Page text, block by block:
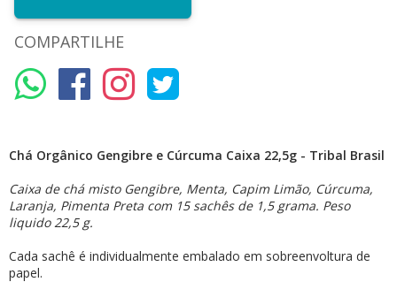
COMPARTILHE
Chá Orgânico Gengibre e Cúrcuma Caixa 22,5g - Tribal Brasil
Caixa de chá misto Gengibre, Menta, Capim Limão, Cúrcuma,
Laranja, Pimenta Preta com 15 sachês de 1,5 grama. Peso
liquido 22,5 g.
Cada sachê é individualmente embalado em sobreenvoltura de
papel.